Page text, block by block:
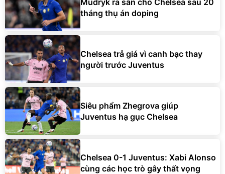
tháng thụ án doping
Chelsea trả giá vì canh bạc thay
người trước Juventus
Siêu phẩm Zhegrova giúp
Juventus hạ gục Chelsea
Chelsea 0-1 Juventus: Xabi Alonso
cùng các học trò gây thất vọng